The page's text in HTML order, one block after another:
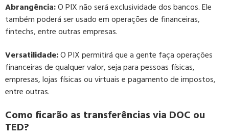
Abrangência:O PIX não será exclusividade dos bancos. Ele
também poderá ser usado em operações de financeiras,
fintechs, entre outras empresas.
Versatilidade:O PIX permitirá que a gente faça operações
financeiras de qualquer valor, seja para pessoas físicas,
empresas, lojas físicas ou virtuais e pagamento de impostos,
entre outras.
Como ficarão as transferências via DOC ou
TED?